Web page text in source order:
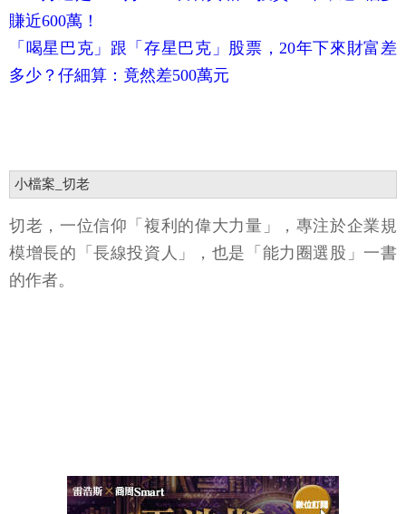
賺近600萬！
「喝星巴克」跟「存星巴克」股票，20年下來財富差
多少？仔細算：竟然差500萬元
小檔案_切老
切老，一位信仰「複利的偉大力量」，專注於企業規
模增長的「長線投資人」，也是「能力圈選股」一書
的作者。